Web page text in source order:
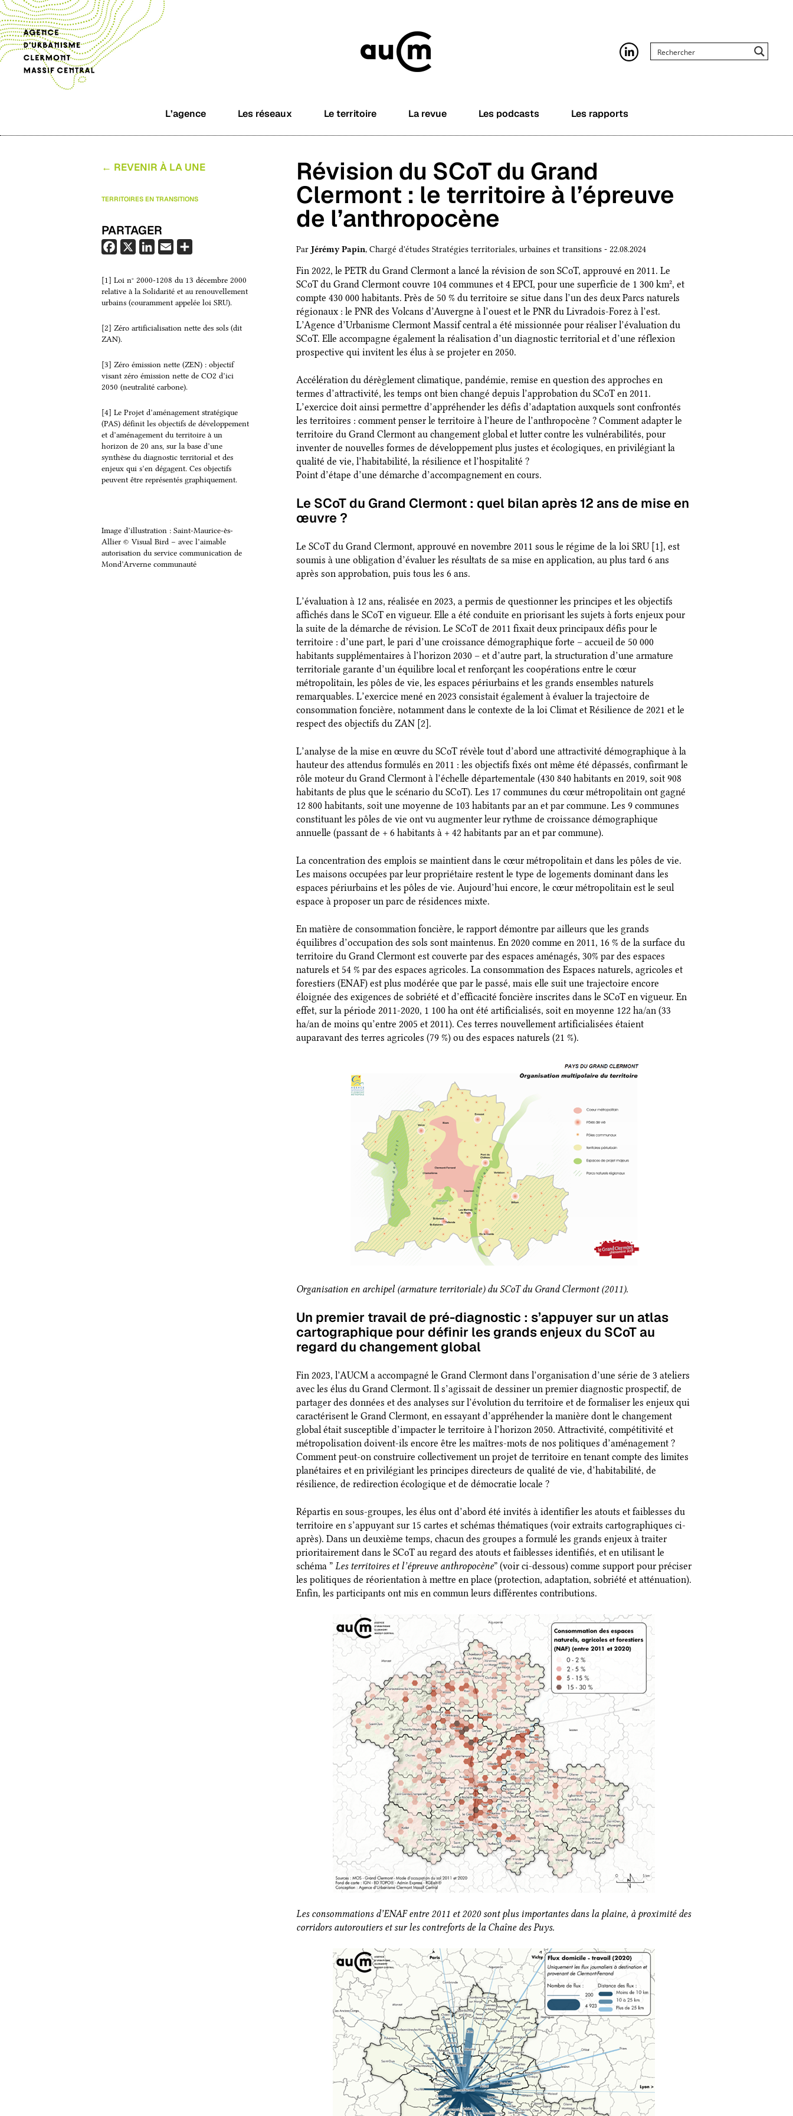
L’agence Les réseaux Le territoire La revue Les podcasts Les rapports
← REVENIR À LA UNE
TERRITOIRES EN TRANSITIONS
PARTAGER
c
e
b
o
o
X
n
k
e
d
a
i
l
r
t
a
[1] Loi n° 2000-1208 du 13 décembre 2000
relative à la Solidarité et au renouvellement
urbains (couramment appelée loi SRU).
[2] Zéro artificialisation nette des sols (dit
ZAN).
[3] Zéro émission nette (ZEN) : objectif
visant zéro émission nette de CO2 d’ici
2050 (neutralité carbone).
[4] Le Projet d’aménagement stratégique
(PAS) définit les objectifs de développement
et d’aménagement du territoire à un
horizon de 20 ans, sur la base d’une
synthèse du diagnostic territorial et des
enjeux qui s’en dégagent. Ces objectifs
peuvent être représentés graphiquement.
Image d’illustration : Saint-Maurice-ès-
Allier © Visual Bird – avec l’aimable
autorisation du service communication de
Mond’Arverne communauté
Révision du SCoT du Grand
Clermont : le territoire à l’épreuve
de l’anthropocène
Par Jérémy Papin, Chargé d'études Stratégies territoriales, urbaines et transitions - 22.08.2024
Fin 2022, le PETR du Grand Clermont a lancé la révision de son SCoT, approuvé en 2011. Le
SCoT du Grand Clermont couvre 104 communes et 4 EPCI, pour une superficie de 1 300 km², et
compte 430 000 habitants. Près de 50 % du territoire se situe dans l’un des deux Parcs naturels
régionaux : le PNR des Volcans d’Auvergne à l’ouest et le PNR du Livradois-Forez à l’est.
L’Agence d’Urbanisme Clermont Massif central a été missionnée pour réaliser l’évaluation du
SCoT. Elle accompagne également la réalisation d’un diagnostic territorial et d’une réflexion
prospective qui invitent les élus à se projeter en 2050.
Accélération du dérèglement climatique, pandémie, remise en question des approches en
termes d’attractivité, les temps ont bien changé depuis l’approbation du SCoT en 2011.
L’exercice doit ainsi permettre d’appréhender les défis d’adaptation auxquels sont confrontés
les territoires : comment penser le territoire à l’heure de l’anthropocène ? Comment adapter le
territoire du Grand Clermont au changement global et lutter contre les vulnérabilités, pour
inventer de nouvelles formes de développement plus justes et écologiques, en privilégiant la
qualité de vie, l’habitabilité, la résilience et l’hospitalité ?
Point d’étape d’une démarche d’accompagnement en cours.
Le SCoT du Grand Clermont : quel bilan après 12 ans de mise en
œuvre ?
Le SCoT du Grand Clermont, approuvé en novembre 2011 sous le régime de la loi SRU [1], est
soumis à une obligation d’évaluer les résultats de sa mise en application, au plus tard 6 ans
après son approbation, puis tous les 6 ans.
L’évaluation à 12 ans, réalisée en 2023, a permis de questionner les principes et les objectifs
affichés dans le SCoT en vigueur. Elle a été conduite en priorisant les sujets à forts enjeux pour
la suite de la démarche de révision. Le SCoT de 2011 fixait deux principaux défis pour le
territoire : d’une part, le pari d’une croissance démographique forte – accueil de 50 000
habitants supplémentaires à l’horizon 2030 – et d’autre part, la structuration d’une armature
territoriale garante d’un équilibre local et renforçant les coopérations entre le cœur
métropolitain, les pôles de vie, les espaces périurbains et les grands ensembles naturels
remarquables. L’exercice mené en 2023 consistait également à évaluer la trajectoire de
consommation foncière, notamment dans le contexte de la loi Climat et Résilience de 2021 et le
respect des objectifs du ZAN [2].
L’analyse de la mise en œuvre du SCoT révèle tout d’abord une attractivité démographique à la
hauteur des attendus formulés en 2011 : les objectifs fixés ont même été dépassés, confirmant le
rôle moteur du Grand Clermont à l’échelle départementale (430 840 habitants en 2019, soit 908
habitants de plus que le scénario du SCoT). Les 17 communes du cœur métropolitain ont gagné
12 800 habitants, soit une moyenne de 103 habitants par an et par commune. Les 9 communes
constituant les pôles de vie ont vu augmenter leur rythme de croissance démographique
annuelle (passant de + 6 habitants à + 42 habitants par an et par commune).
La concentration des emplois se maintient dans le cœur métropolitain et dans les pôles de vie.
Les maisons occupées par leur propriétaire restent le type de logements dominant dans les
espaces périurbains et les pôles de vie. Aujourd’hui encore, le cœur métropolitain est le seul
espace à proposer un parc de résidences mixte.
En matière de consommation foncière, le rapport démontre par ailleurs que les grands
équilibres d’occupation des sols sont maintenus. En 2020 comme en 2011, 16 % de la surface du
territoire du Grand Clermont est couverte par des espaces aménagés, 30% par des espaces
naturels et 54 % par des espaces agricoles. La consommation des Espaces naturels, agricoles et
forestiers (ENAF) est plus modérée que par le passé, mais elle suit une trajectoire encore
éloignée des exigences de sobriété et d’efficacité foncière inscrites dans le SCoT en vigueur. En
effet, sur la période 2011-2020, 1 100 ha ont été artificialisés, soit en moyenne 122 ha/an (33
ha/an de moins qu’entre 2005 et 2011). Ces terres nouvellement artificialisées étaient
auparavant des terres agricoles (79 %) ou des espaces naturels (21 %).
Organisation en archipel (armature territoriale) du SCoT du Grand Clermont (2011).
Un premier travail de pré-diagnostic : s’appuyer sur un atlas
cartographique pour définir les grands enjeux du SCoT au
regard du changement global
Fin 2023, l’AUCM a accompagné le Grand Clermont dans l’organisation d’une série de 3 ateliers
avec les élus du Grand Clermont. Il s’agissait de dessiner un premier diagnostic prospectif, de
partager des données et des analyses sur l’évolution du territoire et de formaliser les enjeux qui
caractérisent le Grand Clermont, en essayant d’appréhender la manière dont le changement
global était susceptible d’impacter le territoire à l’horizon 2050. Attractivité, compétitivité et
métropolisation doivent-ils encore être les maîtres-mots de nos politiques d’aménagement ?
Comment peut-on construire collectivement un projet de territoire en tenant compte des limites
planétaires et en privilégiant les principes directeurs de qualité de vie, d’habitabilité, de
résilience, de redirection écologique et de démocratie locale ?
Répartis en sous-groupes, les élus ont d’abord été invités à identifier les atouts et faiblesses du
territoire en s’appuyant sur 15 cartes et schémas thématiques (voir extraits cartographiques ci-
après). Dans un deuxième temps, chacun des groupes a formulé les grands enjeux à traiter
prioritairement dans le SCoT au regard des atouts et faiblesses identifiés, et en utilisant le
schéma ” Les territoires et l’épreuve anthropocène” (voir ci-dessous) comme support pour préciser
les politiques de réorientation à mettre en place (protection, adaptation, sobriété et atténuation).
Enfin, les participants ont mis en commun leurs différentes contributions.
Les consommations d’ENAF entre 2011 et 2020 sont plus importantes dans la plaine, à proximité des
corridors autoroutiers et sur les contreforts de la Chaîne des Puys.